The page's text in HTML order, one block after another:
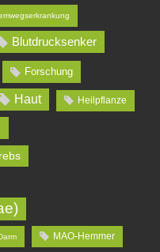
Blutdrucksenker
Forschung
Haut Heilpflanze
MAO-Hemmer